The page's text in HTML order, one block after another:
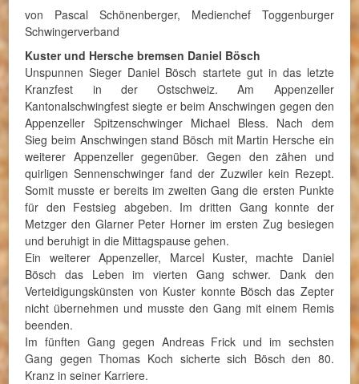
von Pascal Schönenberger, Medienchef Toggenburger
Schwingerverband
Kuster und Hersche bremsen Daniel Bösch
Unspunnen Sieger Daniel Bösch startete gut in das letzte
Kranzfest in der Ostschweiz. Am Appenzeller
Kantonalschwingfest siegte er beim Anschwingen gegen den
Appenzeller Spitzenschwinger Michael Bless. Nach dem
Sieg beim Anschwingen stand Bösch mit Martin Hersche ein
weiterer Appenzeller gegenüber. Gegen den zähen und
quirligen Sennenschwinger fand der Zuzwiler kein Rezept.
Somit musste er bereits im zweiten Gang die ersten Punkte
für den Festsieg abgeben. Im dritten Gang konnte der
Metzger den Glarner Peter Horner im ersten Zug besiegen
und beruhigt in die Mittagspause gehen.
Ein weiterer Appenzeller, Marcel Kuster, machte Daniel
Bösch das Leben im vierten Gang schwer. Dank den
Verteidigungskünsten von Kuster konnte Bösch das Zepter
nicht übernehmen und musste den Gang mit einem Remis
beenden.
Im fünften Gang gegen Andreas Frick und im sechsten
Gang gegen Thomas Koch sicherte sich Bösch den 80.
Kranz in seiner Karriere.